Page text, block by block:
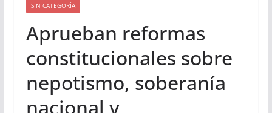
SIN CATEGORÍA
Aprueban reformas
constitucionales sobre
nepotismo, soberanía
nacional y